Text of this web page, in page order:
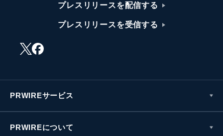
プレスリリースを配信する
プレスリリースを受信する
PRWIREサービス
PRWIREについて